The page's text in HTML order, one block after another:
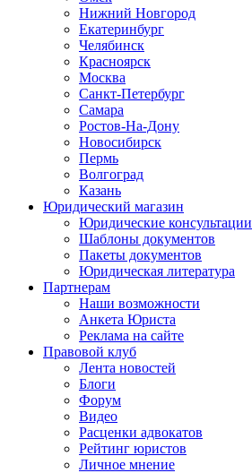
Нижний Новгород
Екатеринбург
Челябинск
Красноярск
Москва
Санкт-Петербург
Самара
Ростов-На-Дону
Новосибирск
Пермь
Волгоград
Казань
Юридический магазин
Юридические консультации
Шаблоны документов
Пакеты документов
Юридическая литература
Партнерам
Наши возможности
Анкета Юриста
Реклама на сайте
Правовой клуб
Лента новостей
Блоги
Форум
Видео
Расценки адвокатов
Рейтинг юристов
Личное мнение